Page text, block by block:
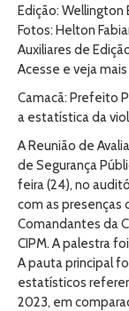
Edição: Wellington
Fotos: Helton
Auxiliares de
Acesse e veja
Camacã: Prefeito
a estatística da
A Reunião de
de Segurança
feira (24), no
com as presenças
Comandantes da
CIPM. A palestra
A pauta principal
estatísticos
2023, em